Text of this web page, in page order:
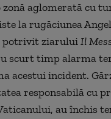
aglomerată cu
la rugăciunea
potrivit ziaruluiIl
scurt timp alarma
acestui incident.
responsabilă cu
au închis